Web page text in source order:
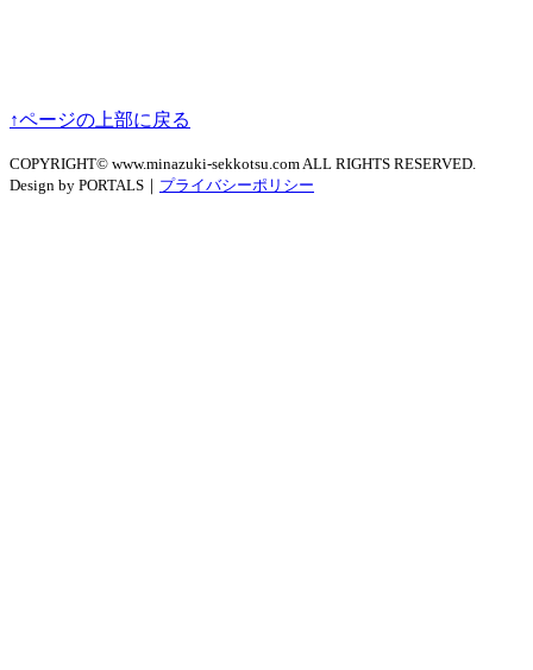
↑ページの上部に戻る
COPYRIGHT© www.minazuki-sekkotsu.com ALL RIGHTS RESERVED.
Design by PORTALS｜ プライバシーポリシー